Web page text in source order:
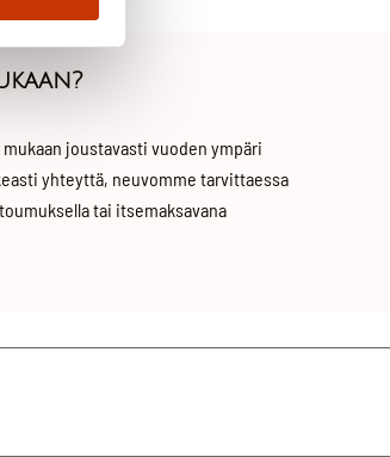
mukaan joustavasti vuoden ympäri
yhteyttä, neuvomme tarvittaessa
tai itsemaksavana